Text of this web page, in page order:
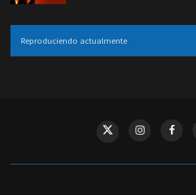
Reproduciendo actualmente